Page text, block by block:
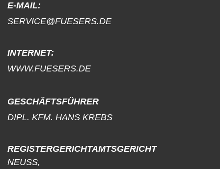
E-MAIL:
SERVICE@FUESERS.DE
INTERNET:
WWW.FUESERS.DE
GESCHÄFTSFÜHRER
DIPL. KFM. HANS KREBS
REGISTERGERICHTAMTSGERICHT
NEUSS,